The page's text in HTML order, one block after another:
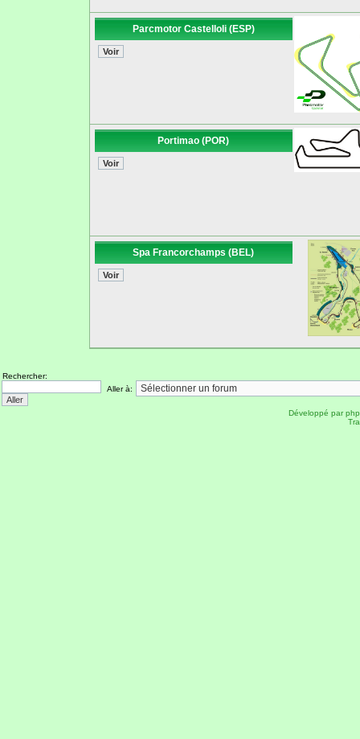
Parcmotor Castelloli (ESP)
Portimao (POR)
Spa Francorchamps (BEL)
Rechercher:
Aller à:
Développé par